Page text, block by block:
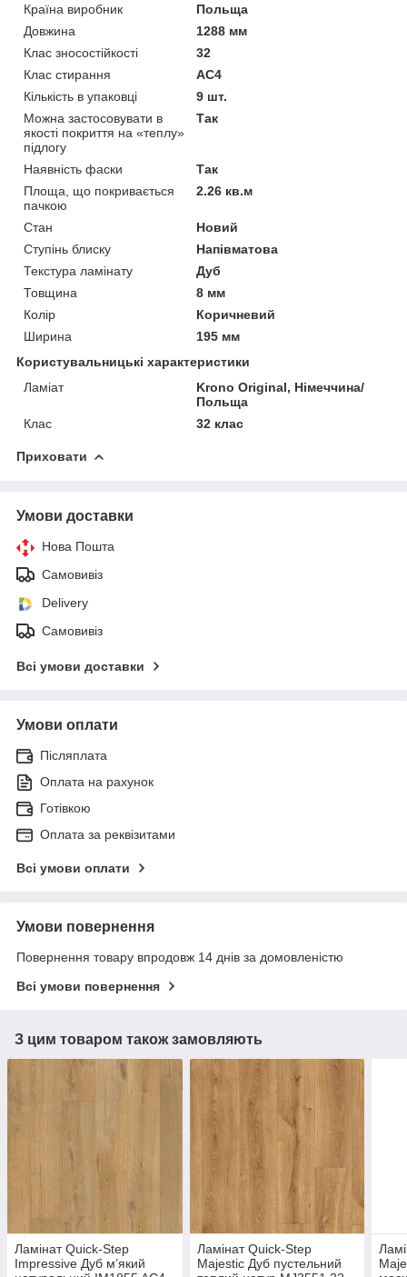
Країна виробник
Польща
Довжина
1288 мм
Клас зносостійкості
32
Клас стирання
АС4
Кількість в упаковці
9 шт.
Можна застосовувати в
якості покриття на «теплу»
підлогу
Так
Наявність фаски
Так
Площа, що покривається
пачкою
2.26 кв.м
Стан
Новий
Ступінь блиску
Напівматова
Текстура ламінату
Дуб
Товщина
8 мм
Колір
Коричневий
Ширина
195 мм
Користувальницькі характеристики
Ламіат
Krono Original, Німеччина/
Польща
Клас
32 клас
Приховати
Умови доставки
Нова Пошта
Самовивіз
Delivery
Самовивіз
Всі умови доставки
Умови оплати
Післяплата
Оплата на рахунок
Готівкою
Оплата за реквізитами
Всі умови оплати
Умови повернення
Повернення товару впродовж 14 днів за домовленістю
Всі умови повернення
З цим товаром також замовляють
Ламінат Quick-Step
Impressive Дуб м’який
Ламінат Quick-Step
Majestic Дуб пустельний